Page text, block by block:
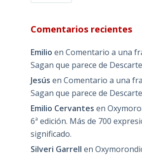
Comentarios recientes
Emilio en Comentario a una
Sagan que parece de
Jesús en Comentario a una
Sagan que parece de
Emilio Cervantes en
6ª edición. Más de 700
significado.
Silveri Garrell en